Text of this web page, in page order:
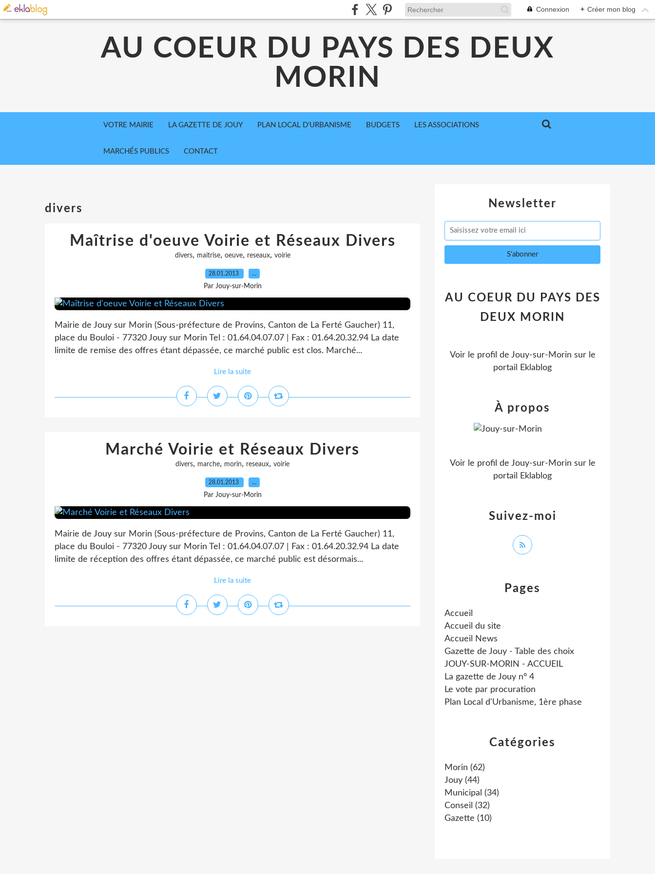
Connexion + Créer mon blog
AU COEUR DU PAYS DES DEUX
MORIN
VOTRE MAIRIE LA GAZETTE DE JOUY PLAN LOCAL D'URBANISME BUDGETS LES ASSOCIATIONS
MARCHÉS PUBLICS CONTACT
divers
Maîtrise d'oeuve Voirie et Réseaux Divers
divers, maitrise, oeuve, reseaux, voirie
28.01.2013 …
Par Jouy-sur-Morin
Mairie de Jouy sur Morin (Sous-préfecture de Provins, Canton de La Ferté Gaucher) 11,
place du Bouloi - 77320 Jouy sur Morin Tel : 01.64.04.07.07 | Fax : 01.64.20.32.94 La date
limite de remise des offres étant dépassée, ce marché public est clos. Marché...
Lire la suite
Marché Voirie et Réseaux Divers
divers, marche, morin, reseaux, voirie
28.01.2013 …
Par Jouy-sur-Morin
Mairie de Jouy sur Morin (Sous-préfecture de Provins, Canton de La Ferté Gaucher) 11,
place du Bouloi - 77320 Jouy sur Morin Tel : 01.64.04.07.07 | Fax : 01.64.20.32.94 La date
limite de réception des offres étant dépassée, ce marché public est désormais...
Lire la suite
Newsletter
Catégories
Morin (62)
Jouy (44)
Municipal (34)
Conseil (32)
Gazette (10)
Pages
Accueil
Accueil du site
Accueil News
Gazette de Jouy - Table des choix
JOUY-SUR-MORIN - ACCUEIL
La gazette de Jouy n° 4
Le vote par procuration
Plan Local d'Urbanisme, 1ère phase
AU COEUR DU PAYS DES
DEUX MORIN
Voir le profil de Jouy-sur-Morin sur le
portail Eklablog
Suivez-moi
À propos
Voir le profil de Jouy-sur-Morin sur le
portail Eklablog